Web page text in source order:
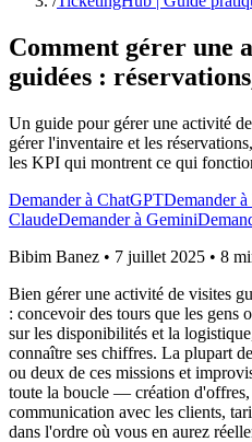
Comment gérer une
guidées :
Un guide pour gérer une activité
gérer l'inventaire et les
les KPI qui montrent ce qui
Demander à ChatGPTDemander
ClaudeDemander à Gemini
Bibim Banez • 7 juillet 2025 • 8
Bien gérer une activité de visites
: concevoir des tours que les gens
sur les disponibilités et la
connaître ses chiffres. La plupart
ou deux de ces missions et
toute la boucle — création d'offres,
communication avec les clients,
dans l'ordre où vous en aurez